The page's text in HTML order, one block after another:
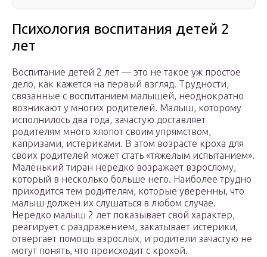
Психология воспитания детей 2
лет
Воспитание детей 2 лет — это не такое уж простое
дело, как кажется на первый взгляд. Трудности,
связанные с воспитанием малышей, неоднократно
возникают у многих родителей. Малыш, которому
исполнилось два года, зачастую доставляет
родителям много хлопот своим упрямством,
капризами, истериками. В этом возрасте кроха для
своих родителей может стать «тяжелым испытанием».
Маленький тиран нередко возражает взрослому,
который в несколько больше него. Наиболее трудно
приходится тем родителям, которые уверенны, что
малыш должен их слушаться в любом случае.
Нередко малыш 2 лет показывает свой характер,
реагирует с раздражением, закатывает истерики,
отвергает помощь взрослых, и родители зачастую не
могут понять, что происходит с крохой.